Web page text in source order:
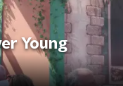
Young